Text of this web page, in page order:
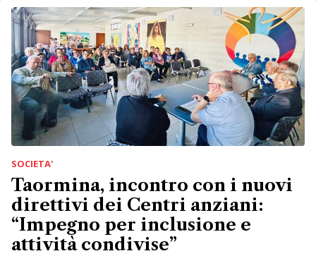
SOCIETA'
Taormina, incontro con i nuovi
direttivi dei Centri anziani:
“Impegno per inclusione e
attività condivise”